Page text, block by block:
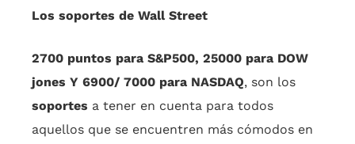
Los soportes de Wall Street
2700 puntos para S&P500, 25000 para DOW
jones Y 6900/ 7000 para NASDAQ, son los
soportes a tener en cuenta para todos
aquellos que se encuentren más cómodos en